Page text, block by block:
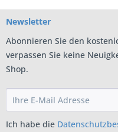
Newsletter
Abonnieren Sie den
verpassen Sie keine
Shop.
Ich habe die